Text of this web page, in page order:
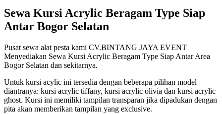
Sewa Kursi Acrylic Beragam Type Siap
Antar Bogor Selatan
Pusat sewa alat pesta kami CV.BINTANG JAYA EVENT
Menyediakan Sewa Kursi Acrylic Beragam Type Siap Antar Area
Bogor Selatan dan sekitarnya.
Untuk kursi acylic ini tersedia dengan beberapa pilihan model
diantranya: kursi acrylic tiffany, kursi acrylic olivia dan kursi acrylic
ghost. Kursi ini memiliki tampilan transparan jika dipadukan dengan
pita akan memberikan tampilan yang exclusive.